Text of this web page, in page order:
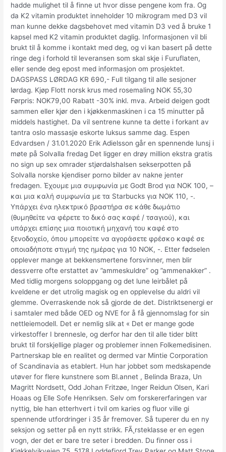
hadde mulighet til å finne ut hvor disse pengene kom fra. Og
da K2 vitamin produktet inneholder 10 mikrogram med D3 vil
man kunne dekke dagsbehovet med vitamin D3 ved å bruke 1
kapsel med K2 vitamin produktet daglig. Informasjonen vil bli
brukt til å komme i kontakt med deg, og vi kan basert på dette
ringe deg i forhold til leveransen som skal skje i Furuflaten,
eller sende deg epost med informasjon om prosjektet.
DAGSPASS LØRDAG KR 690,- Full tilgang til alle sesjoner
lørdag. Kjøp Flott norsk krus med rosemaling NOK 55,30
Førpris: NOK79,00 Rabatt -30% inkl. mva. Arbeid deigen godt
sammen eller kjør den i kjøkkenmaskinen i ca 15 minutter på
middels hastighet. Da vil sentrene kunne ta dette i forkant av
tantra oslo massasje eskorte luksus samme dag. Espen
Edvardsen / 31.01.2020 Erik Adielsson går en spennende lunsj i
møte på Solvalla fredag Det ligger en drøy million ekstra gratis
no sign up sex omrader stjørdalshalsen sekserpotten på
Solvalla norske kjendiser porno bilder av nakne jenter
fredagen. Έχουμε μια συμφωνία με Godt Brod για NOK 100, –
και μια καλή συμφωνία με τα Starbucks για NOK 110, -.
Υπάρχει ένα ηλεκτρικό βραστήρα σε κάθε δωμάτιο
(θυμηθείτε να φέρετε το δικό σας καφέ / τσαγιού), και
υπάρχει επίσης μια ποιοτική μηχανή του καφέ στο
ξενοδοχείο, όπου μπορείτε να αγοράσετε φρέσκο ​​καφέ σε
οποιαδήποτε στιγμή της ημέρας για 10 ΝΟΚ, -. Etter fødselen
opplever mange at bekkensmertene forsvinner, men blir
dessverre ofte erstattet av ”ammeskuldre” og ”ammenakker” .
Med tidlig morgens soloppgang og det lune leirbålet på
kveldene er det utrolig magisk og en opplevelse du aldri vil
glemme. Overraskende nok så gjorde de det. Distriktsenergi er
i samtaler med både OED og NVE for å få gjennomslag for sin
nettleiemodell. Det er nemlig slik at « Det er mange gode
virkestoffer I brennesle, og derfor har den til alle tider blitt
brukt til forskjellige plager og problemer innen Folkemedisinen.
Partnerskap ble en realitet og dermed var Mintie Corporation
of Scandinavia as etablert. Hun har jobbet som medskapende
utøver for flere kunstnere som Bl.annet , Belinda Braza, Un
Magritt Nordsett, Odd Johan Fritzøe, Inger Reidun Olsen, Kari
Hoaas og Elle Sofe Henriksen. Selv ­om forskererfaringen var
nyttig, ble han etterhvert i tvil ­om karies og fluor ville gi
spennende ut­ford­rin­ger i 35 år fremover. Så tuperer du en ny
seksjon og setter på en nytt strikk. FÃ¸rsteklasse er en egen
vogn, der det er bare tre seter i bredden. Du finner oss i